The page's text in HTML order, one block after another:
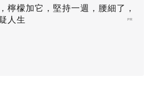
檸檬加它，堅持一週，腰細了，
人生
PR